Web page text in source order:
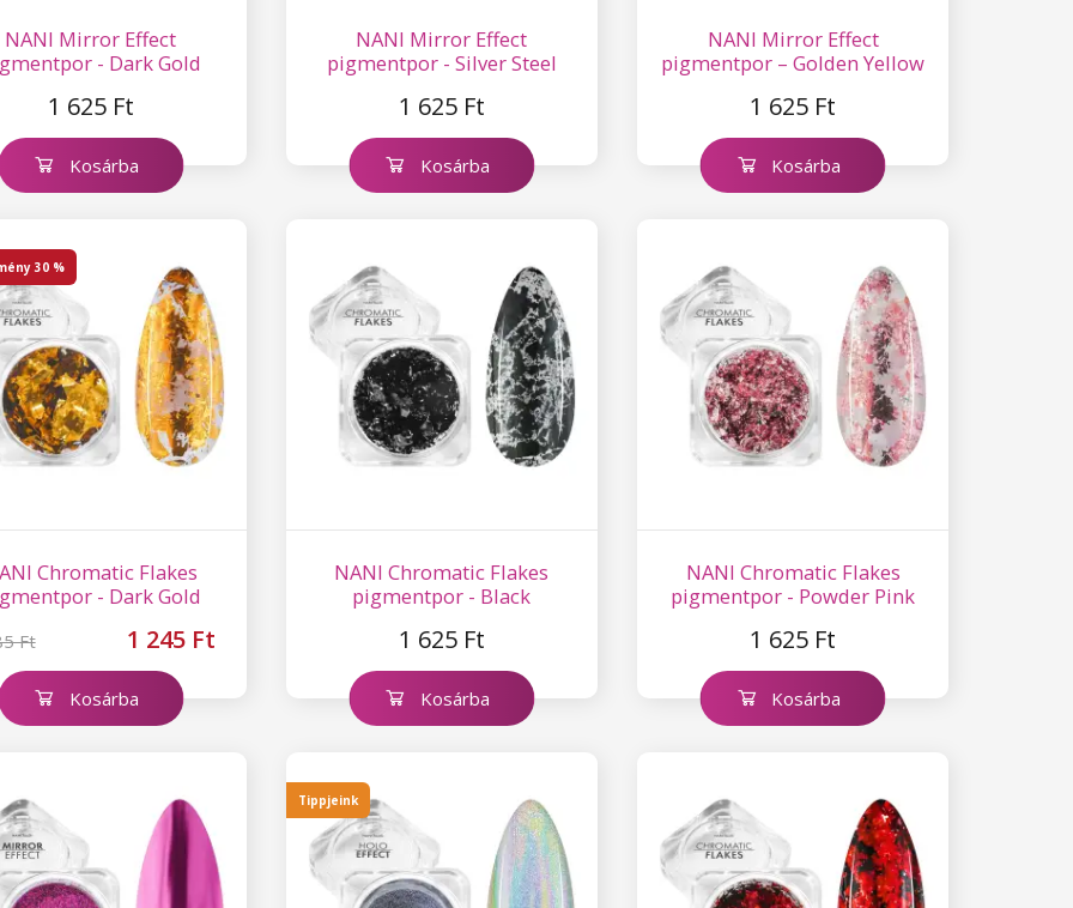
NANI Mirror Effect
- Dark Gold
1 625 Ft
Kosárba
NANI Mirror Effect
pigmentpor - Silver Steel
1 625 Ft
Kosárba
NANI Mirror Effect
pigmentpor – Golden Yellow
1 625 Ft
Kosárba
Chromatic Flakes
- Dark Gold
Ft 1 245 Ft
30 %
Kosárba
NANI Chromatic Flakes
pigmentpor - Black
1 625 Ft
Kosárba
NANI Chromatic Flakes
pigmentpor - Powder Pink
1 625 Ft
Kosárba
Tippjeink